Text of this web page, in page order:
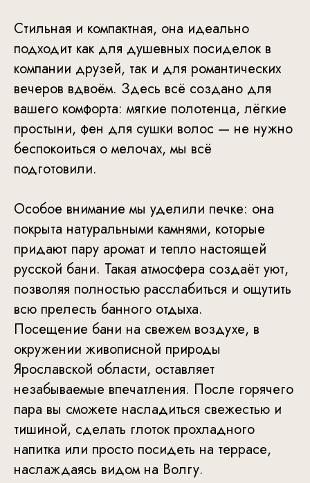
Стильная и компактная, она идеально
подходит как для душевных посиделок в
компании друзей, так и для романтических
вечеров вдвоём. Здесь всё создано для
вашего комфорта: мягкие полотенца, лёгкие
простыни, фен для сушки волос — не нужно
беспокоиться о мелочах, мы всё
подготовили.
Особое внимание мы уделили печке: она
покрыта натуральными камнями, которые
придают пару аромат и тепло настоящей
русской бани. Такая атмосфера создаёт уют,
позволяя полностью расслабиться и ощутить
всю прелесть банного отдыха.
Посещение бани на свежем воздухе, в
окружении живописной природы
Ярославской области, оставляет
незабываемые впечатления. После горячего
пара вы сможете насладиться свежестью и
тишиной, сделать глоток прохладного
напитка или просто посидеть на террасе,
наслаждаясь видом на Волгу.